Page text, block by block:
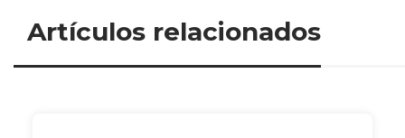
Artículos relacionados